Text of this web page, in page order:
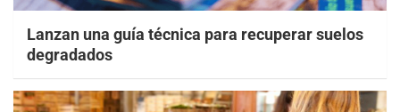
Lanzan una guía técnica para recuperar suelos
degradados